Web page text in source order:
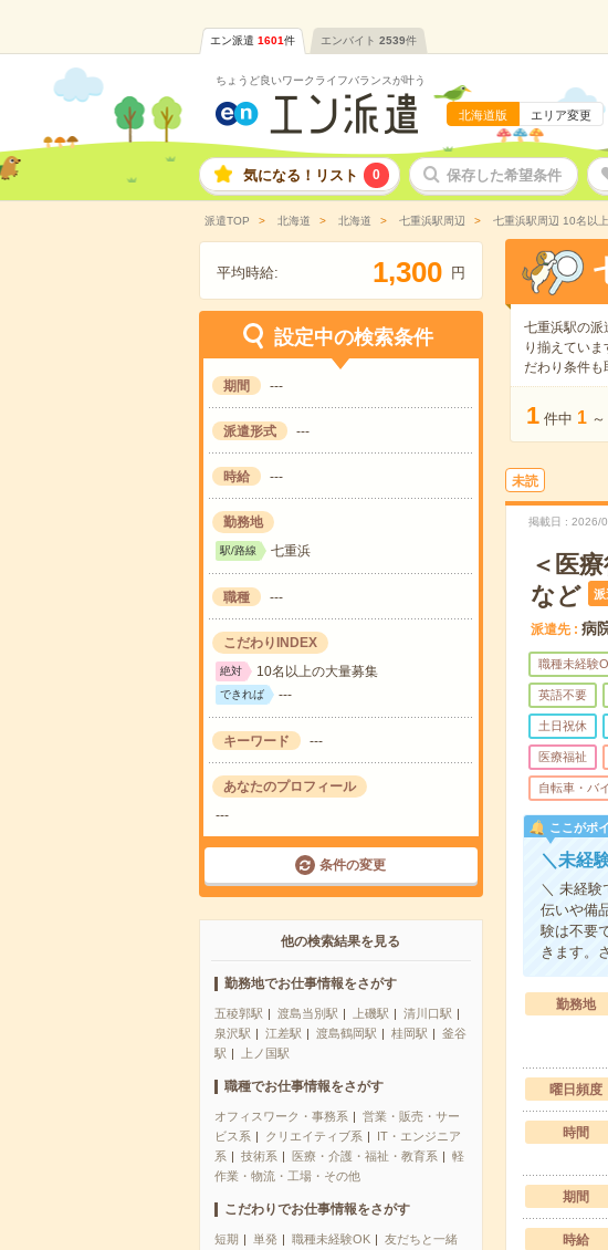
エン派遣 1601件 エンバイト 2539件
ちょうど良いワークライフバランスが叶う
北海道版 エリア変更
気になる！リスト 0 保存した希望条件
派遣TOP 北海道 北海道 七重浜駅周辺 七重浜駅周辺 10名以
平均時給: 1,300 円
設定中の検索条件
期間 ---
派遣形式 ---
時給 ---
勤務地
駅/路線 七重浜
職種 ---
こだわりINDEX
絶対 10名以上の大量募集
できれば ---
キーワード ---
あなたのプロフィール
---
条件の変更
他の検索結果を見る
勤務地でお仕事情報をさがす
五稜郭駅 渡島当別駅 上磯駅
清川口駅
泉沢駅
江差駅 渡島鶴岡駅 桂岡駅
釜谷
駅
上ノ国駅
職種でお仕事情報をさがす
オフィスワーク・事務系
営業・販売・サー
ビス系
クリエイティブ系
IT・エンジニア
系
技術系 医療・介護・福祉・教育系
軽
作業・物流・工場・その他
こだわりでお仕事情報をさがす
短期 単発 職種未経験OK
友だちと一緒
七重浜駅の派
り揃えていま
だわり条件も
1 件中 1 ～
未読
掲載日 2026/
＜医
など
派
派遣先 病
職種未経験
英語不要
土日祝休
医療福祉
自転車・バ
ここがポ
＼未経
＼ 未経験
伝いや備
験は不要
きます。
勤務地
曜日頻度
時間
期間
時給